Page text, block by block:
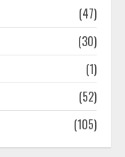
(47)
(30)
(1)
(52)
(105)